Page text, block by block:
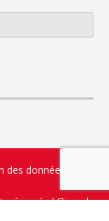
des données
réservés|Flippad